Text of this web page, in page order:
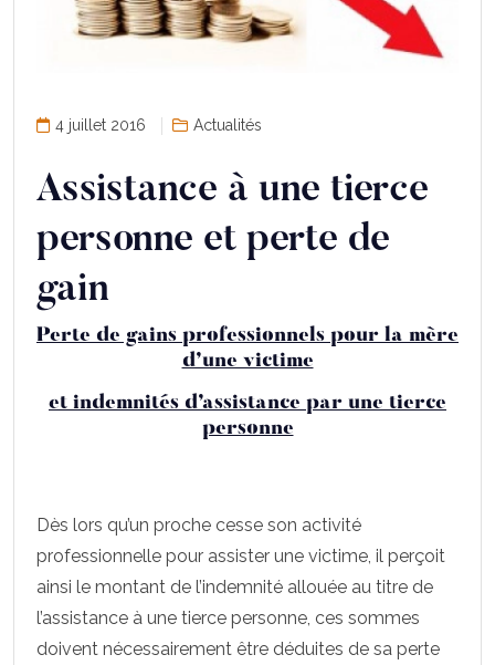
4 juillet 2016 Actualités
Assistance à une tierce
personne et perte de
gain
Perte de gains professionnels pour la mère
d’une victime
et indemnités d’assistance par une tierce
personne
Dès lors qu’un proche cesse son activité
professionnelle pour assister une victime, il perçoit
ainsi le montant de l’indemnité allouée au titre de
l’assistance à une tierce personne, ces sommes
doivent nécessairement être déduites de sa perte